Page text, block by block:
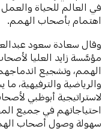
في العالم للحياة والعمل
اهتمام بأصحاب الهمم.
وقال سعادة سعود
مؤسَّسة زايد العليا
الهمم، وتشجيع اندماجهم
والرياضية والترفيهية،
لاستراتيجية أبوظبي
احتياجاتهم في جميع
سهولة وصول أصحاب